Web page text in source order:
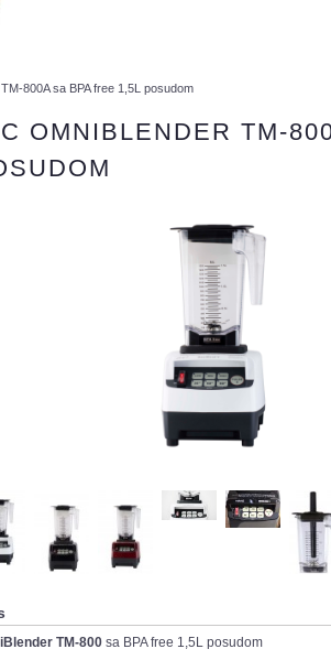
800A sa BPA free 1,5L posudom
OMNIBLENDER TM-
TM-800 sa BPA free 1,5L posudom